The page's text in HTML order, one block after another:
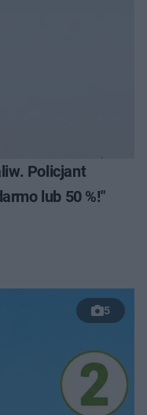
Policjant
lub 50 %!"
5